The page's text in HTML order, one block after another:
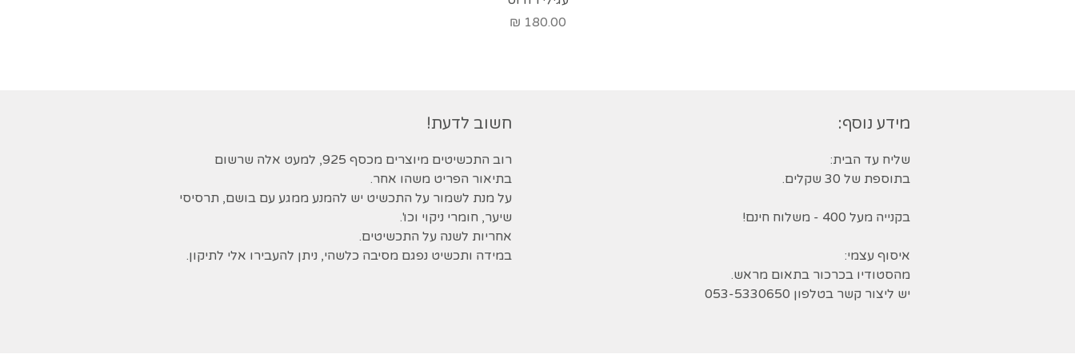
מחיר
חשוב לדעת!
רוב התכשיטים מיוצרים מכסף 925, למעט אלה שרשום
בתיאור הפריט משהו אחר.
על מנת לשמור על התכשיט יש להמנע ממגע עם בושם, תרסיסי
שיער, חומרי ניקוי וכו'.
אחריות לשנה על התכשיטים.
במידה ותכשיט נפגם מסיבה כלשהי, ניתן להעבירו אלי לתיקון.
מידע נוסף:
שליח עד הבית:
בתוספת של 30 שקלים.
בקנייה מעל 400 - משלוח חינם!
איסוף עצמי:
מהסטודיו בכרכור בתאום מראש.
יש ליצור קשר בטלפון 053-5330650